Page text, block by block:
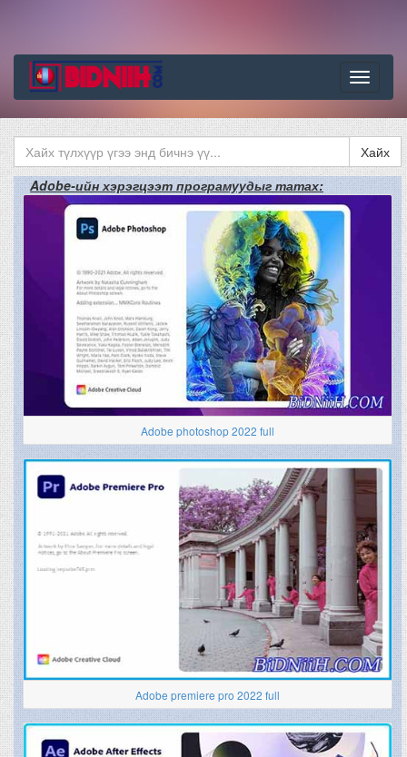
Цэс
Хайх
Adobe-ийн хэрэгцээт програмуудыг татах:
Adobe photoshop 2022 full
Adobe premiere pro 2022 full